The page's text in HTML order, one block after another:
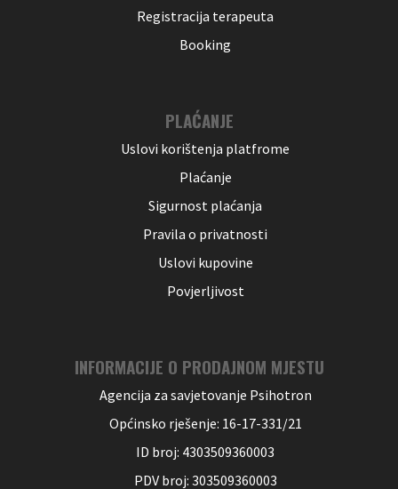
Registracija terapeuta
Booking
PLAĆANJE
Uslovi korištenja platfrome
Plaćanje
Sigurnost plaćanja
Pravila o privatnosti
Uslovi kupovine
Povjerljivost
INFORMACIJE O PRODAJNOM MJESTU
Agencija za savjetovanje Psihotron
Općinsko rješenje: 16-17-331/21
ID broj: 4303509360003
PDV broj: 303509360003